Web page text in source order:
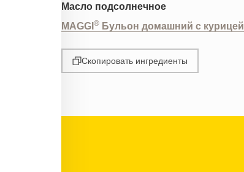
Масло подсолнечное
MAGGI ® Бульон домашний с курицей
Скопировать ингредиенты